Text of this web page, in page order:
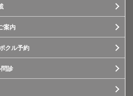
案内
クル予約
診